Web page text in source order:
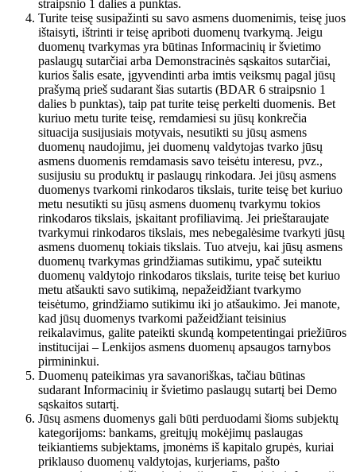
straipsnio 1 dalies a punktas.
Turite teisę susipažinti su savo asmens duomenimis, teisę juos
ištaisyti, ištrinti ir teisę apriboti duomenų tvarkymą. Jeigu
duomenų tvarkymas yra būtinas Informacinių ir švietimo
paslaugų sutarčiai arba Demonstracinės sąskaitos sutarčiai,
kurios šalis esate, įgyvendinti arba imtis veiksmų pagal jūsų
prašymą prieš sudarant šias sutartis (BDAR 6 straipsnio 1
dalies b punktas), taip pat turite teisę perkelti duomenis. Bet
kuriuo metu turite teisę, remdamiesi su jūsų konkrečia
situacija susijusiais motyvais, nesutikti su jūsų asmens
duomenų naudojimu, jei duomenų valdytojas tvarko jūsų
asmens duomenis remdamasis savo teisėtu interesu, pvz.,
susijusiu su produktų ir paslaugų rinkodara. Jei jūsų asmens
duomenys tvarkomi rinkodaros tikslais, turite teisę bet kuriuo
metu nesutikti su jūsų asmens duomenų tvarkymu tokios
rinkodaros tikslais, įskaitant profiliavimą. Jei prieštaraujate
tvarkymui rinkodaros tikslais, mes nebegalėsime tvarkyti jūsų
asmens duomenų tokiais tikslais. Tuo atveju, kai jūsų asmens
duomenų tvarkymas grindžiamas sutikimu, ypač suteiktu
duomenų valdytojo rinkodaros tikslais, turite teisę bet kuriuo
metu atšaukti savo sutikimą, nepažeidžiant tvarkymo
teisėtumo, grindžiamo sutikimu iki jo atšaukimo. Jei manote,
kad jūsų duomenys tvarkomi pažeidžiant teisinius
reikalavimus, galite pateikti skundą kompetentingai priežiūros
institucijai – Lenkijos asmens duomenų apsaugos tarnybos
pirmininkui.
Duomenų pateikimas yra savanoriškas, tačiau būtinas
sudarant Informacinių ir švietimo paslaugų sutartį bei Demo
sąskaitos sutartį.
Jūsų asmens duomenys gali būti perduodami šioms subjektų
kategorijoms: bankams, greitųjų mokėjimų paslaugas
teikiantiems subjektams, įmonėms iš kapitalo grupės, kuriai
priklauso duomenų valdytojas, kurjeriams, pašto